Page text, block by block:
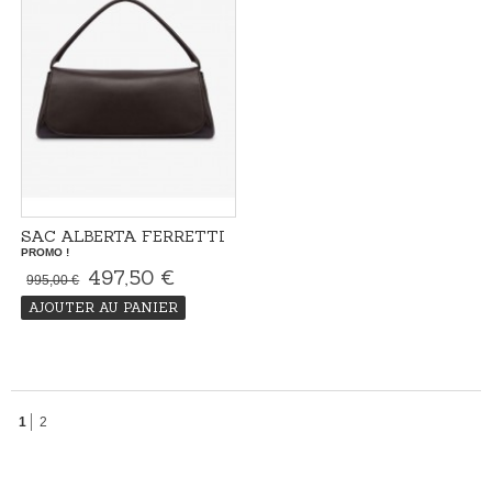
SAC ALBERTA FERRETTI
PROMO !
995,00 € 497,50 €
AJOUTER AU PANIER
1 2